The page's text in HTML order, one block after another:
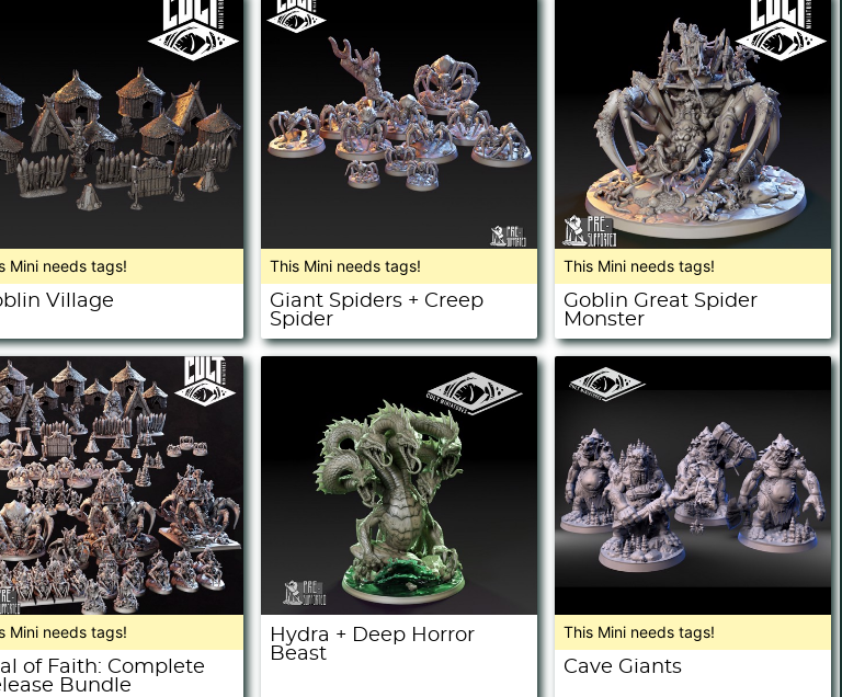
Mini needs tags!
Village
This Mini needs tags!
Giant Spiders + Creep
Spider
This Mini needs tags!
Goblin Great Spider
Monster
Mini needs tags!
of Faith: Complete
Bundle
Hydra + Deep Horror
Beast
This Mini needs tags!
Cave Giants